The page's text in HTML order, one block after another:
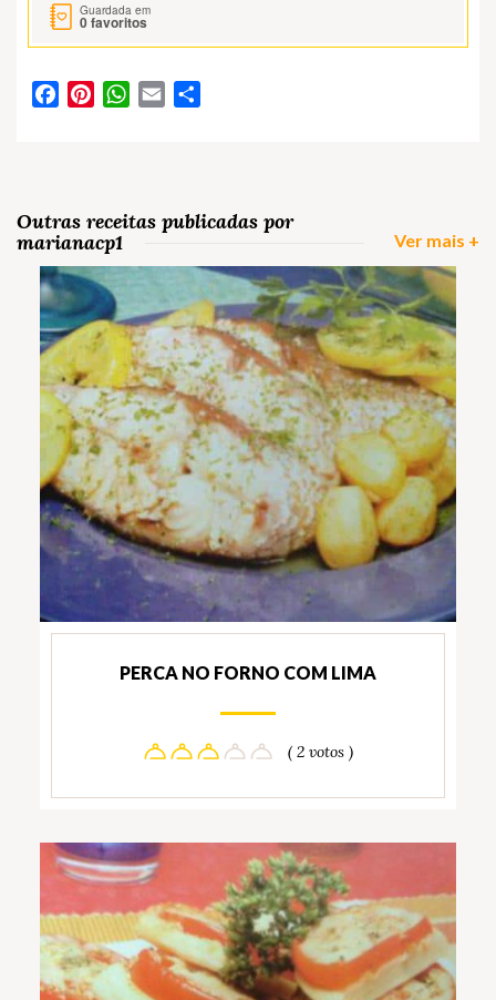
Guardada em
0favoritos
FacebookPinterestWhatsApp
Email
Outras receitas publicadas por
marianacp1
Ver mais +
PERCA NO FORNO COM LIMA
( 2 votos )